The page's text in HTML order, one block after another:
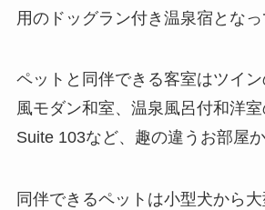
用のドッグラン付き温泉宿となっ
ペットと同伴できる客室はツイ
風モダン和室、温泉風呂付和洋
Suite 103など、趣の違うお部屋か
同伴できるペットは小型犬から